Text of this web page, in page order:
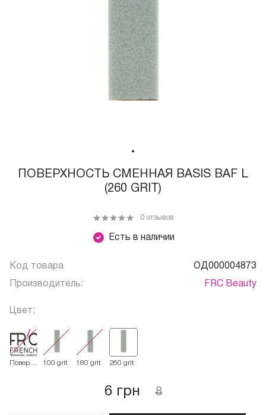
ПОВЕРХНОСТЬ СМЕННАЯ BASIS BAF L
(260 GRIT)
Есть в наличии
0 отзывов
Код товара ОД000004873
Производитель: FRC Beauty
Цвет:
Поверхность100 grit 180 grit 260 grit
6 грн 8